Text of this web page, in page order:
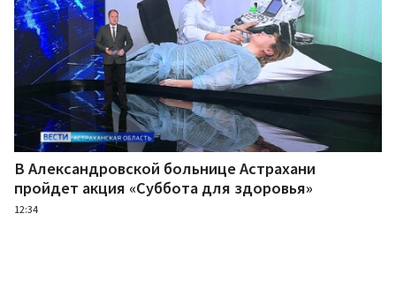
В Александровской больнице Астрахани
пройдет акция «Суббота для здоровья»
12:34